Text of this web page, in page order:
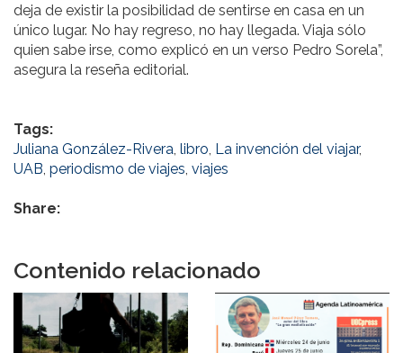
deja de existir la posibilidad de sentirse en casa en un
único lugar. No hay regreso, no hay llegada. Viaja sólo
quien sabe irse, como explicó en un verso Pedro Sorela”,
asegura la reseña editorial.
Tags:
Juliana González-Rivera, libro, La invención del viajar,
UAB, periodismo de viajes, viajes
Share:
Contenido relacionado